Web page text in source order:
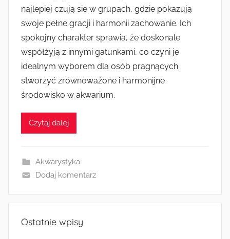
najlepiej czują się w grupach, gdzie pokazują
swoje pełne gracji i harmonii zachowanie. Ich
spokojny charakter sprawia, że doskonale
współżyją z innymi gatunkami, co czyni je
idealnym wyborem dla osób pragnących
stworzyć zrównoważone i harmonijne
środowisko w akwarium.
Czytaj dalej
Akwarystyka
Dodaj komentarz
Ostatnie wpisy